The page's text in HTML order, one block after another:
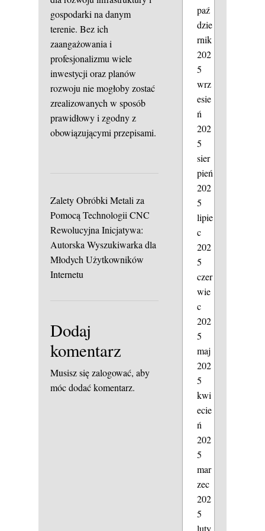
gospodarki na danym
terenie. Bez ich
zaangażowania i
profesjonalizmu wiele
inwestycji oraz planów
rozwoju nie mogłoby zostać
zrealizowanych w sposób
prawidłowy i zgodny z
obowiązującymi przepisami.
Zalety Obróbki Metali za
Pomocą Technologii CNC
Rewolucyjna Inicjatywa:
Autorska Wyszukiwarka dla
Młodych Użytkowników
Internetu
Dodaj
komentarz
Musisz sięzalogować, aby
móc dodać komentarz.
paź
dzie
rnik
202
5
wrz
esie
ń
202
5
sier
pień
202
5
lipie
c
202
5
czer
wie
c
202
5
maj
202
5
kwi
ecie
ń
202
5
mar
zec
202
5
luty